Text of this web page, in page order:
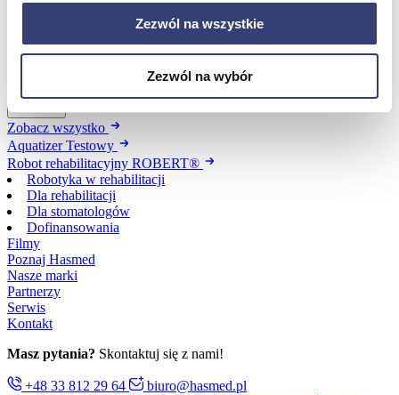
Zezwól na wszystkie
Zezwól na wybór
Wróć
Zobacz wszystko
Aquatizer Testowy
Robot rehabilitacyjny ROBERT®
Robotyka w rehabilitacji
Dla rehabilitacji
Dla stomatologów
Dofinansowania
Filmy
Poznaj Hasmed
Nasze marki
Partnerzy
Serwis
Kontakt
Masz pytania? Skontaktuj się z nami!
+48 33 812 29 64
biuro@hasmed.pl